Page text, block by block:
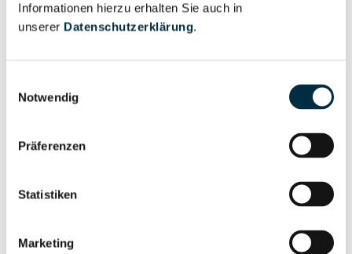
Informationen hierzu erhalten Sie auch in
unserer Datenschutzerklärung.
Notwendig
Präferenzen
Statistiken
Marketing
Vollständiges
Unternehmensprofil
Vollständiges
Unternehmensprofil